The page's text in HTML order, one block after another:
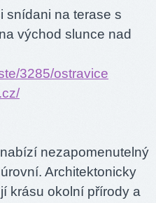
snídani na terase s
východ slunce nad
3285/ostravice
nezapomenutelný
Architektonicky
krásu okolní přírody a